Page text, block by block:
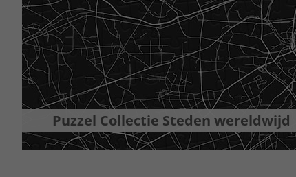
Puzzel Collectie Steden wereldwijd